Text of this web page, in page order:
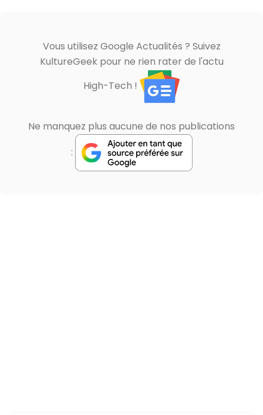
Vous utilisez Google Actualités ? Suivez
KultureGeek pour ne rien rater de l'actu
High-Tech !
Ne manquez plus aucune de nos publications
: